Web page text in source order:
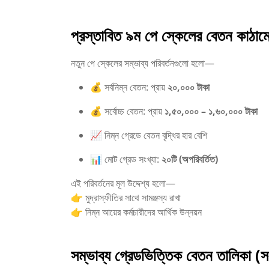
প্রস্তাবিত ৯ম পে স্কেলের বেতন
নতুন পে স্কেলের সম্ভাব্য পরিবর্তনগুলো হলো—
💰 সর্বনিম্ন বেতন: প্রায়২০,০০০ টাকা
💰 সর্বোচ্চ বেতন: প্রায় ১,৫০,০০০ – ১,৬০,০০০ টাকা
📈 নিম্ন গ্রেডে বেতন বৃদ্ধির হার বেশি
📊 মোট গ্রেড সংখ্যা: ২০টি (অপরিবর্তিত)
এই পরিবর্তনের মূল উদ্দেশ্য হলো—
👉 মুদ্রাস্ফীতির সাথে সামঞ্জস্য রাখা
👉 নিম্ন আয়ের কর্মচারীদের আর্থিক উন্নয়ন
সম্ভাব্য গ্রেডভিত্তিক বেতন তালিকা